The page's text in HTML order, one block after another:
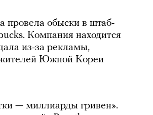
провела обыски в штаб-
Компания находится
из-за рекламы,
Южной Кореи
— миллиарды гривен».